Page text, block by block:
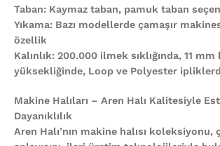
Taban: Kaymaz taban, pamuk taban
Yıkama: Bazı modellerde çamaşır
özellik
Kalınlık: 200.000 ilmek sıklığında, 11 mm
yüksekliğinde, Loop ve Polyester
Makine Halıları – Aren Halı Kalitesiyle
Dayanıklılık
Aren Halı’nın makine halısı koleksiyonu,